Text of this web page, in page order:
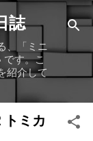
移動
誌
、「ミニ
す。こ
紹介して
トミカ